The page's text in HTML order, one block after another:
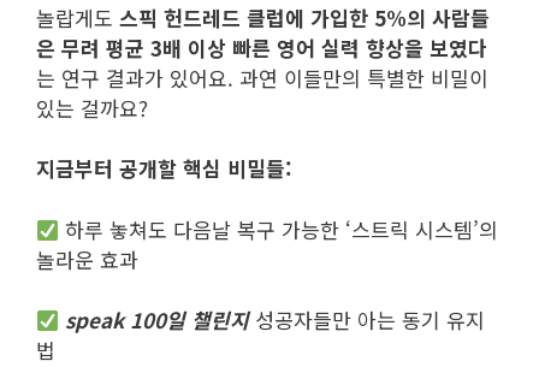
놀랍게도 스픽 헌드레드 클럽에 가입한 5%의 사람들
은 무려 평균 3배 이상 빠른 영어 실력 향상을 보였다
는 연구 결과가 있어요. 과연 이들만의 특별한 비밀이
있는 걸까요?
지금부터 공개할 핵심 비밀들:
하루 놓쳐도 다음날 복구 가능한 ‘스트릭 시스템’의
놀라운 효과
speak 100일 챌린지성공자들만 아는 동기 유지
법